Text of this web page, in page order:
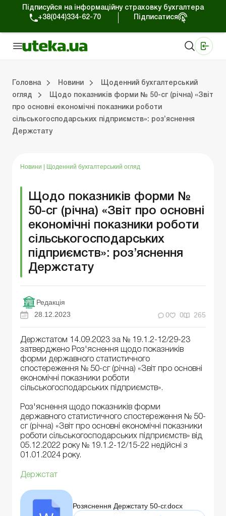
Підписуйся на інформаційну страховку бухгалтера
+38(044)334-62-70
Підписатися
Головна Новини
Щоденний бухгалтерський
огляд
Щодо показників форми № 50-сг (річна) «Звіт
про основні економічні показники роботи
сільськогосподарських підприємств»: роз’яснення
Держстату
Новини Щоденний бухгалтерський огляд
Щодо показників форми №
50-сг (річна) «Звіт про основні
економічні показники роботи
сільськогосподарських
підприємств»: роз’яснення
Держстату
Редакція
28.12.2023
0 0 265
Держстатом 14.09.2023 за № 19.1.2-12/29-23
затверджено Роз'яснення щодо показників
форми державного статистичного
спостереження № 50-сг (річна) «Звіт про основні
економічні показники роботи
сільськогосподарських підприємств».
Роз'яснення щодо показників форми
державного статистичного спостереження № 50-
сг (річна) «Звіт про основні економічні показники
роботи сільськогосподарських підприємств» від
05.12.2022 року № 19.1.2-12/15-22 недійсні з
01.01.2024 року.
Держстат
Розяснення Держстату 50-сг.docx